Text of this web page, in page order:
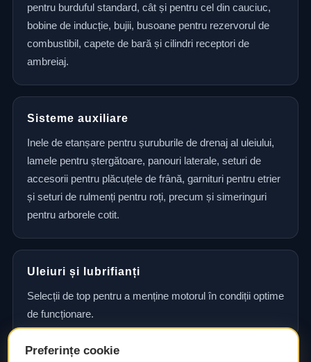
pentru burduful standard, cât și pentru cel din cauciuc,
bobine de inducție, bujii, busoane pentru rezervorul de
combustibil, capete de bară și cilindri receptori de
ambreiaj.
Sisteme auxiliare
Inele de etanșare pentru șuruburile de drenaj al uleiului,
lamele pentru ștergătoare, panouri laterale, seturi de
accesorii pentru plăcuțele de frână, garnituri pentru etrier
și seturi de rulmenți pentru roți, precum și simeringuri
pentru arborele cotit.
Uleiuri și lubrifianți
Selecții de top pentru a menține motorul în condiții optime
de funcționare.
Preferințe cookie